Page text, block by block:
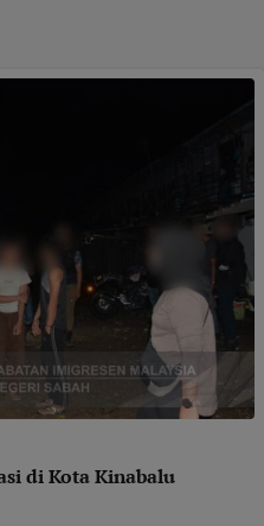
di Kota Kinabalu